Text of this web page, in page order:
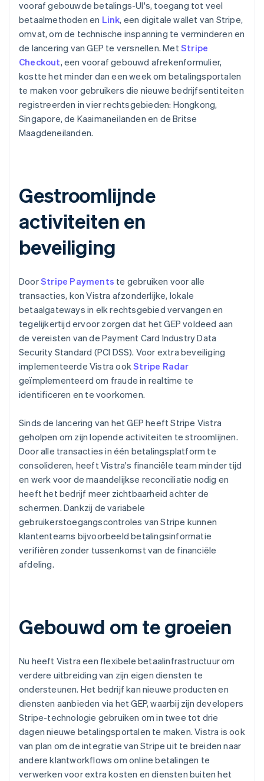
vooraf gebouwde betalings-UI's, toegang tot veel
betaalmethoden en Link, een digitale wallet van Stripe,
omvat, om de technische inspanning te verminderen en
de lancering van GEP te versnellen. Met Stripe
Checkout, een vooraf gebouwd afrekenformulier,
kostte het minder dan een week om betalingsportalen
te maken voor gebruikers die nieuwe bedrijfsentiteiten
registreerden in vier rechtsgebieden: Hongkong,
Singapore, de Kaaimaneilanden en de Britse
Maagdeneilanden.
Gestroomlijnde
activiteiten en
beveiliging
DoorStripe Payments te gebruiken voor alle
transacties, kon Vistra afzonderlijke, lokale
betaalgateways in elk rechtsgebied vervangen en
tegelijkertijd ervoor zorgen dat het GEP voldeed aan
de vereisten van de Payment Card Industry Data
Security Standard (PCI DSS). Voor extra beveiliging
implementeerde Vistra ookStripe Radar
geïmplementeerd om fraude in realtime te
identificeren en te voorkomen.
Sinds de lancering van het GEP heeft Stripe Vistra
geholpen om zijn lopende activiteiten te stroomlijnen.
Door alle transacties in één betalingsplatform te
consolideren, heeft Vistra's financiële team minder tijd
en werk voor de maandelijkse reconciliatie nodig en
heeft het bedrijf meer zichtbaarheid achter de
schermen. Dankzij de variabele
gebruikerstoegangscontroles van Stripe kunnen
klantenteams bijvoorbeeld betalingsinformatie
verifiëren zonder tussenkomst van de financiële
afdeling.
Gebouwd om te groeien
Nu heeft Vistra een flexibele betaalinfrastructuur om
verdere uitbreiding van zijn eigen diensten te
ondersteunen. Het bedrijf kan nieuwe producten en
diensten aanbieden via het GEP, waarbij zijn developers
Stripe-technologie gebruiken om in twee tot drie
dagen nieuwe betalingsportalen te maken. Vistra is ook
van plan om de integratie van Stripe uit te breiden naar
andere klantworkflows om online betalingen te
verwerken voor extra kosten en diensten buiten het